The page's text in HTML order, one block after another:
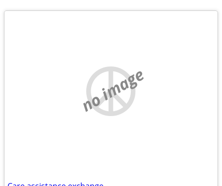
no image